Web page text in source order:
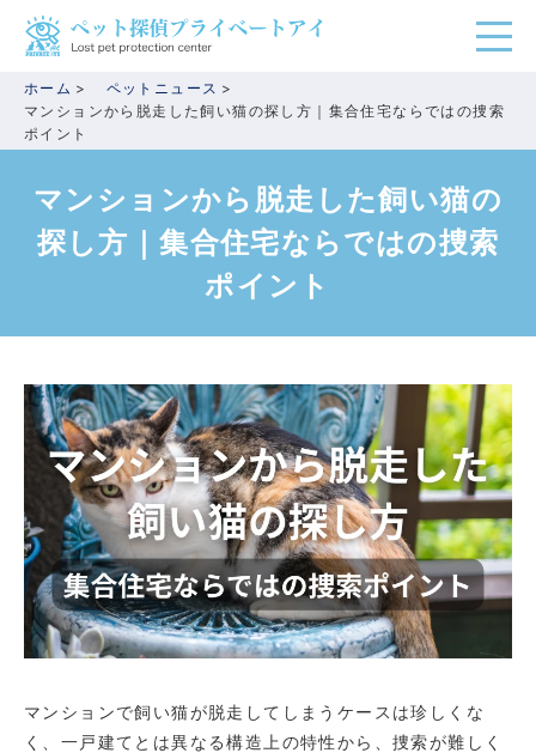
ホーム
ペットニュース
マンションから脱走した飼い猫の探し方｜集合住宅ならではの捜索
ポイント
マンションから脱走した飼い猫の
探し方｜集合住宅ならではの捜索
ポイント
マンションで飼い猫が脱走してしまうケースは珍しくな
く、一戸建てとは異なる構造上の特性から、捜索が難しく